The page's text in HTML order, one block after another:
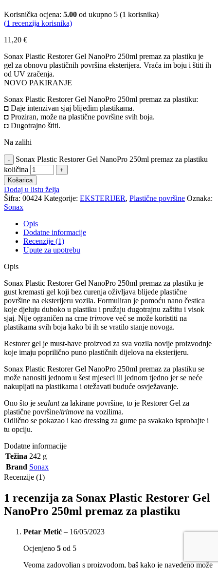
Korisnička ocjena: 5.00 od ukupno 5 (1 korisnika)
(1 recenzija korisnika)
11,20 €
Sonax Plastic Restorer Gel NanoPro 250ml premaz za plastiku je
gel za obnovu plastičnih površina eksterijera. Vraća im boju i štiti ih
od UV zračenja.
NOVO PAKIRANJE
Sonax Plastic Restorer Gel NanoPro 250ml premaz za plastiku:
◘ Daje intenzivan sjaj blijedim plastikama.
◘ Proziran, može na plastične površine svih boja.
◘ Dugotrajno štiti.
Na zalihi
Sonax Plastic Restorer Gel NanoPro 250ml premaz za plastiku
količina
Košarica
Dodaj u listu želja
Šifra: 00424 Kategorije: EKSTERIJER, Plastične površine Oznaka:
Sonax
Opis
Dodatne informacije
Recenzije (1)
Upute za upotrebu
Opis
Sonax Plastic Restorer Gel NanoPro 250ml premaz za plastiku je
gust kremasti gel koji bez curenja oživljava blijede plastične
površine na eksterijeru vozila. Formuliran je pomoću nano čestica
koje djeluju duboko u plastiku i pružaju dugotrajnu zaštitu i visok
sjaj. Nije ograničen na crne trimove već se može koristiti na
plastikama svih boja kako bi ih se vratilo stanje novoga.
Restorer gel je must-have proizvod za sva vozila novije proizvodnje
koje imaju poprilično puno plastičnih dijelova na eksterijeru.
Sonax Plastic Restorer Gel NanoPro 250ml premaz za plastiku se
može nanositi jednom u šest mjeseci ili jednom tjedno jer se neće
nakupljati na plastikama i otežavati buduće osvježavanje.
Ono što je sealantza lakirane površine, to je Restorer Gel za
plastične površine/trimove na vozilima.
Odlično se pokazao i kao dressing za gume pa svakako isprobajte i
tu opciju.
Dodatne informacije
Težina 242 g
Brand Sonax
Recenzije (1)
1 recenzija za Sonax Plastic Restorer Gel
NanoPro 250ml premaz za plastiku
Petar Metić – 16/05/2023
Ocjenjeno 5 od 5
Veoma zadovoljan s proizvodom, baš kako je navedeno može